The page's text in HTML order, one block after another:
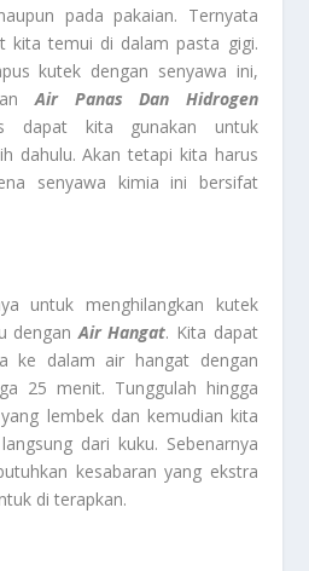
pada pakaian. Ternyata
kita temui di dalam pasta gigi.
kutek dengan senyawa ini,
Air Panas Dan Hidrogen
dapat kita gunakan untuk
dahulu. Akan tetapi kita harus
senyawa kimia ini bersifat
untuk menghilangkan kutek
denganAir Hangat. Kita dapat
ke dalam air hangat dengan
25 menit. Tunggulah hingga
lembek dan kemudian kita
dari kuku. Sebenarnya
kesabaran yang ekstra
di terapkan.